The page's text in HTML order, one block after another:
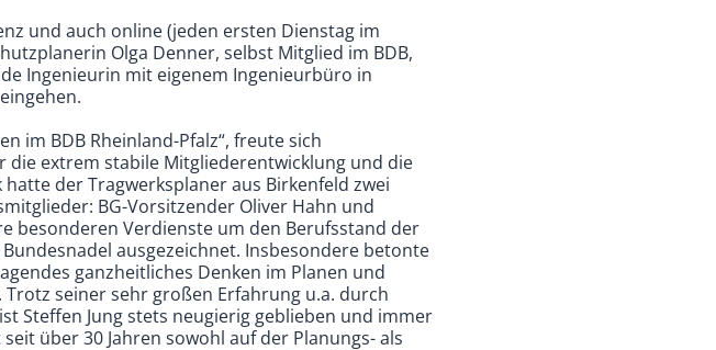
und auch online (jeden ersten Dienstag im
Olga Denner, selbst Mitglied im BDB,
Ingenieurin mit eigenem Ingenieurbüro in
im BDB Rheinland-Pfalz“, freute sich
die extrem stabile Mitgliederentwicklung und die
der Tragwerksplaner aus Birkenfeld zwei
BG-Vorsitzender Oliver Hahn und
besonderen Verdienste um den Berufsstand der
ausgezeichnet. Insbesondere betonte
ganzheitliches Denken im Planen und
seiner sehr großen Erfahrung u.a. durch
Steffen Jung stets neugierig geblieben und immer
über 30 Jahren sowohl auf der Planungs- als